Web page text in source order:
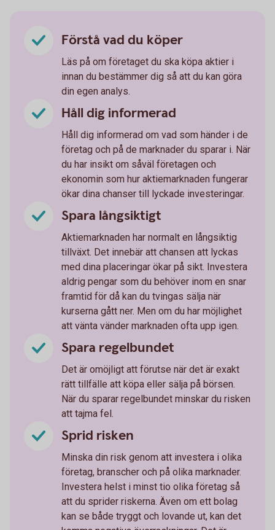
Förstå vad du köper
Läs på om företaget du ska köpa aktier i
innan du bestämmer dig så att du kan göra
din egen analys.
Håll dig informerad
Håll dig informerad om vad som händer i de
företag och på de marknader du sparar i. När
du har insikt om såväl företagen och
ekonomin som hur aktiemarknaden fungerar
ökar dina chanser till lyckade investeringar.
Spara långsiktigt
Aktiemarknaden har normalt en långsiktig
tillväxt. Det innebär att chansen att lyckas
med dina placeringar ökar på sikt. Investera
aldrig pengar som du behöver inom en snar
framtid för då kan du tvingas sälja när
kurserna gått ner. Men om du har möjlighet
att vänta vänder marknaden ofta upp igen.
Spara regelbundet
Det är omöjligt att förutse när det är exakt
rätt tillfälle att köpa eller sälja på börsen.
När du sparar regelbundet minskar du risken
att tajma fel.
Sprid risken
Minska din risk genom att investera i olika
företag, branscher och på olika marknader.
Investera helst i minst tio olika företag så
att du sprider riskerna. Även om ett bolag
kan se både tryggt och lovande ut, kan det